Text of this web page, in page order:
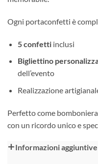
Ogni portaconfetti è
5 confettiinclusi
Bigliettino
dell’evento
Realizzazione
Perfetto come
con un ricordo unico e
Informazioni aggiuntive
Alternative: